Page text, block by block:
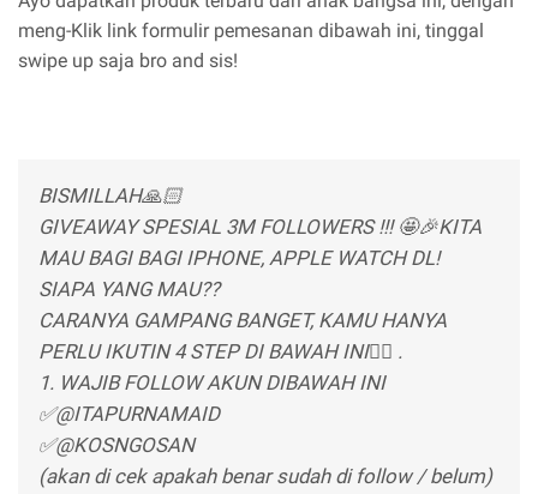
meng-Klik link formulir pemesanan dibawah ini, tinggal
swipe up saja bro and sis!
BISMILLAH🙏🏻
GIVEAWAY SPESIAL 3M FOLLOWERS !!! 🤩🎉KITA
MAU BAGI BAGI IPHONE, APPLE WATCH DL!
SIAPA YANG MAU??
CARANYA GAMPANG BANGET, KAMU HANYA
PERLU IKUTIN 4 STEP DI BAWAH INI👇🏻 .
1. WAJIB FOLLOW AKUN DIBAWAH INI
✅@ITAPURNAMAID
✅@KOSNGOSAN
(akan di cek apakah benar sudah di follow / belum)